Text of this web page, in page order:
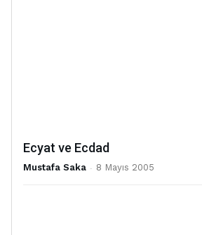
Ecyat ve Ecdad
Mustafa Saka - 8 Mayıs 2005